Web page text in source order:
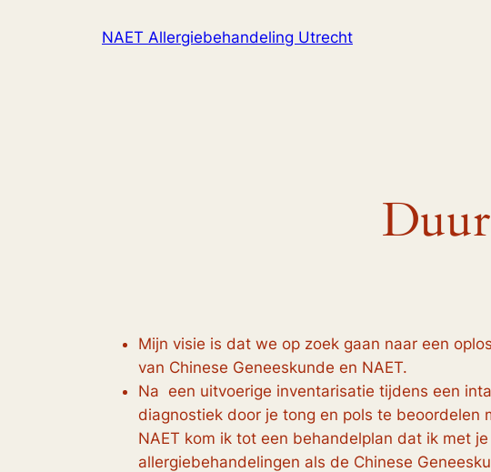
NAET Allergiebehandeling Utrecht
Mijn visie is dat we op zoek gaan naar een
van Chinese Geneeskunde en NAET.
Na een uitvoerige inventarisatie tijdens een
diagnostiek door je tong en pols te beoordelen
NAET kom ik tot een behandelplan dat ik met
allergiebehandelingen als de Chinese